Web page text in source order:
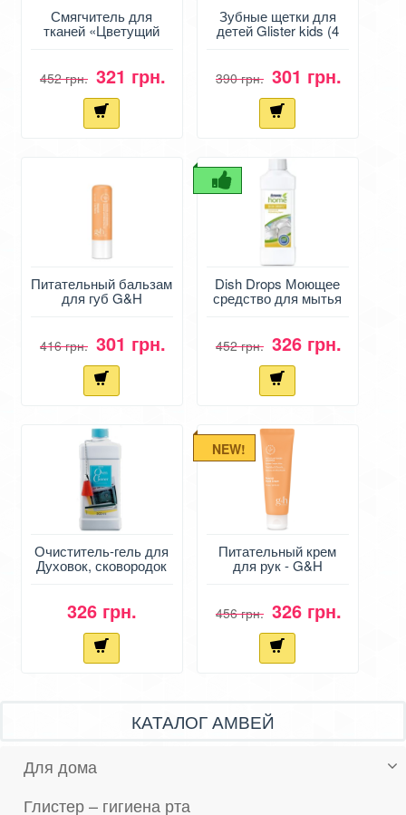
Смягчитель для
тканей «Цветущий
сад»
452 грн. 321 грн.
Зубные щетки для
детей Glister kids (4
390 грн. 301 грн.
Питательный бальзам
для губ G&H
Goodness & Health
416 грн. 301 грн.
Dish Drops Моющее
средство для мытья
посуды
452 грн. 326 грн.
Очиститель-гель для
Духовок, сковородок
от Амвей - Oven
326 грн.
NEW!
Питательный крем
для рук - G&H
Goodness & Health
456 грн. 326 грн.
КАТАЛОГ АМВЕЙ
Для дома
Глистер – гигиена рта